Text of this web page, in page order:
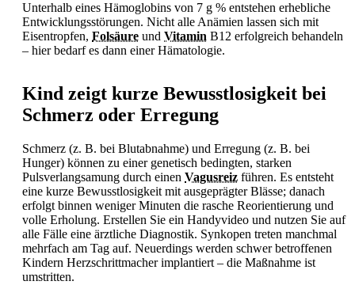
Unterhalb eines Hämoglobins von 7 g % entstehen erhebliche
Entwicklungsstörungen. Nicht alle Anämien lassen sich mit
Eisentropfen, Folsäure und Vitamin B12 erfolgreich behandeln
– hier bedarf es dann einer Hämatologie.
Kind zeigt kurze Bewusstlosigkeit bei
Schmerz oder Erregung
Schmerz (z. B. bei Blutabnahme) und Erregung (z. B. bei
Hunger) können zu einer genetisch bedingten, starken
Pulsverlangsamung durch einen Vagusreiz führen. Es entsteht
eine kurze Bewusstlosigkeit mit ausgeprägter Blässe; danach
erfolgt binnen weniger Minuten die rasche Reorientierung und
volle Erholung. Erstellen Sie ein Handyvideo und nutzen Sie auf
alle Fälle eine ärztliche Diagnostik. Synkopen treten manchmal
mehrfach am Tag auf. Neuerdings werden schwer betroffenen
Kindern Herzschrittmacher implantiert – die Maßnahme ist
umstritten.